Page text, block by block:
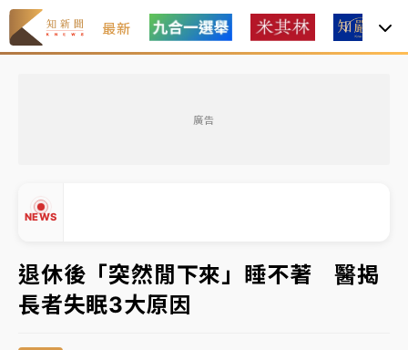
最新
廣告
NEWS
中信慈善基金會想增加董事人數！辜仲諒向法院聲請遭
駁 理由曝光
故宮《龍藏經》特展第2檔！今線上預約開賣一度塞車
周六起展出延長至晚上7時
台東農業處長涉圖利渡假村！東檢抗告成功 今重開羈
▲
退休後「突然閒下來」睡不著 醫揭
長者失眠3大原因